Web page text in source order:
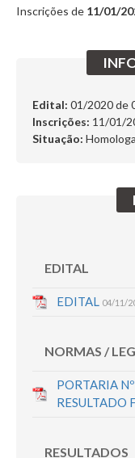
MISSÃO / VISÃO /
DÚVIDAS
FALE CONOSCO
Inscrições de 11/01/
Edital: 01/2020 de
Inscrições: 11/01/
Situação:
EDITAL
EDITAL 04/11/
NORMAS /
PORTARIA
RESULTADO
RESULTADOS